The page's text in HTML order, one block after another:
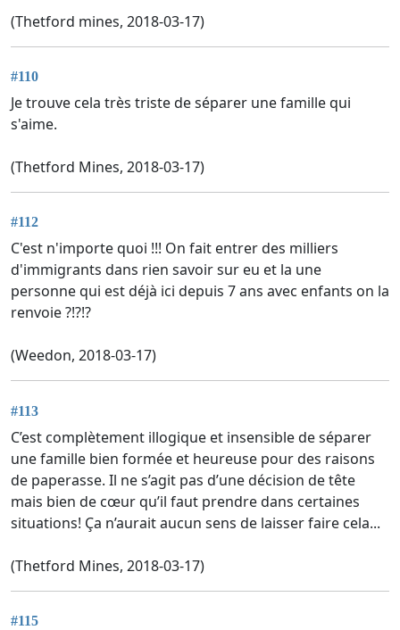
(Thetford mines, 2018-03-17)
#110
Je trouve cela très triste de séparer une famille qui
s'aime.
(Thetford Mines, 2018-03-17)
#112
C'est n'importe quoi !!! On fait entrer des milliers
d'immigrants dans rien savoir sur eu et la une
personne qui est déjà ici depuis 7 ans avec enfants on la
renvoie ?!?!?
(Weedon, 2018-03-17)
#113
C’est complètement illogique et insensible de séparer
une famille bien formée et heureuse pour des raisons
de paperasse. Il ne s’agit pas d’une décision de tête
mais bien de cœur qu’il faut prendre dans certaines
situations! Ça n’aurait aucun sens de laisser faire cela...
(Thetford Mines, 2018-03-17)
#115